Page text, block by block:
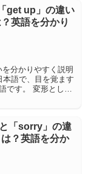
get up」の違い
英語を分かり
分かりやすく説明
です。 変形として
「sorry」の違
？英語を分か